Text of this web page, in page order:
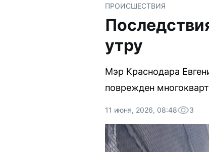
ПРОИСШЕСТВИЯ
утру
Мэр Краснодара
поврежден
11 июня, 2026, 08:48 3